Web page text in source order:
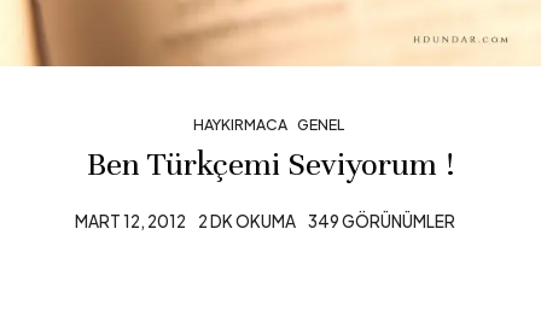
HAYKIRMACA GENEL
Ben Türkçemi Seviyorum !
MART 12, 2012 2 DK OKUMA 349 GÖRÜNÜMLER